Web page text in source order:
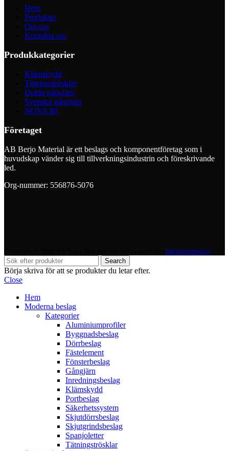
Hem
Produkter
Om oss
Kontakta oss
Produkkategorier
Klämskydd
Tätningströsklar
Dolda gångjärn
Svenska gångjärn
NOVA 80
Företaget
AB Berjo Material är ett beslags och komponentföretag som i
huvudskap vänder sig till tillverkningsindustrin och föreskrivande
led.
Org-nummer: 556876-5076
Integritetspolicy
Search
Börja skriva för att se produkter du letar efter.
Close
Hem
Moderna beslag
Kategorier
Aluminiumprofiler
Byggnadsbeslag
Dörrbeslag
Fästelement
Fönsterbeslag
Gångjärn
Inredningsbeslag
Klämskydd
Portbeslag
Säkerhetssystem
Skjutdörrsbeslag
Skjutgrindsbeslag
Spanjoletter
Tätningströsklar